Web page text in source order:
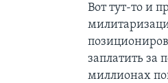
Вот тут-то и
заплатить за
миллионах